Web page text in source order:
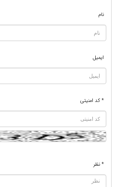
نام
ایمیل
* کد امنیتی
* نظر